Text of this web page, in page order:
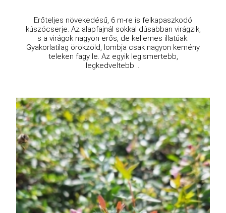
Erőteljes növekedésű, 6 m-re is felkapaszkodó
kúszócserje. Az alapfajnál sokkal dúsabban virágzik,
s a virágok nagyon erős, de kellemes illatúak.
Gyakorlatilag örökzöld, lombja csak nagyon kemény
teleken fagy le. Az egyik legismertebb,
legkedveltebb ...